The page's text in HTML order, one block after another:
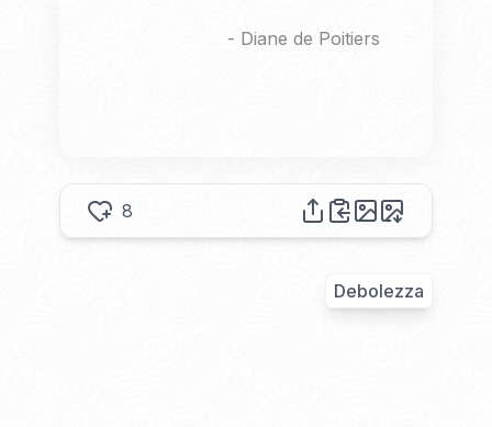
- Diane de Poitiers
8
Debolezza